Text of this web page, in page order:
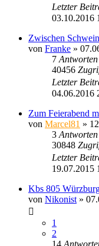
Letzter
03.10.2016
Zwischen
von Franke »
7 Antworten
40456
Letzter
04.06.2016
Zum Feierabend
von Marcel81 »
3 Antworten
30848
Letzter
19.07.2015
Kbs 805
von Nikonist »
1
2
14